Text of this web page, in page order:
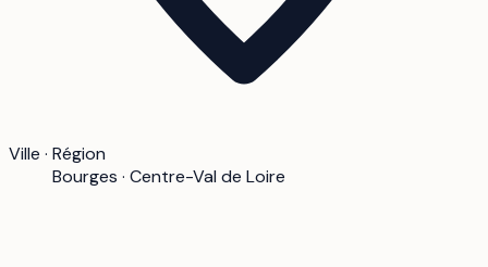
Ville · Région
Bourges · Centre-Val de Loire